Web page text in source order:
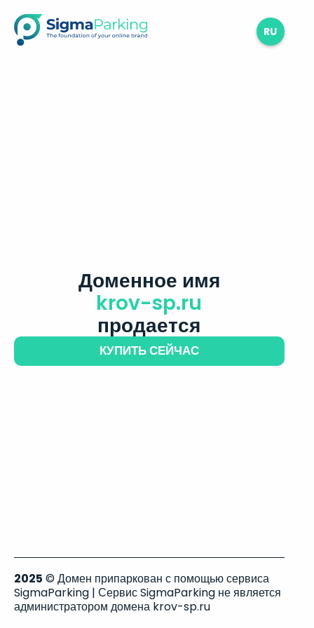
RU
Доменное имя
krov-sp.ru
продается
КУПИТЬ СЕЙЧАС
2025 © Домен припаркован с помощью сервиса
SigmaParking | Сервис SigmaParking не является
администратором домена krov-sp.ru